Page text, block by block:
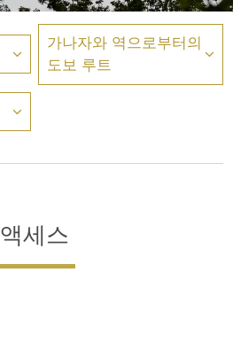
가나자와 역으로부터의
도보 루트
액세스